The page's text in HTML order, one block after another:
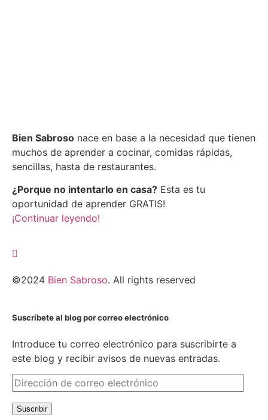
Bien Sabroso nace en base a la necesidad que tienen
muchos de aprender a cocinar, comidas rápidas,
sencillas, hasta de restaurantes.
¿Porque no intentarlo en casa? Esta es tu
oportunidad de aprender GRATIS!
¡Continuar leyendo!
©2024 Bien Sabroso. All rights reserved
Suscríbete al blog por correo electrónico
Introduce tu correo electrónico para suscribirte a
este blog y recibir avisos de nuevas entradas.
Suscribir